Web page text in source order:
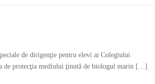
de dirigenţie pentru elevi ai Colegiului
de protecţia mediului ţinută de biologul marin […]